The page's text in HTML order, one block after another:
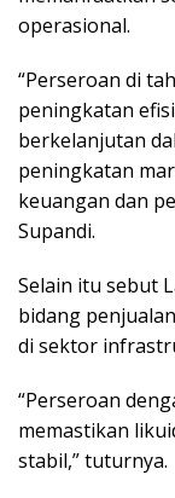
operasional.
“Perseroan di
peningkatan
berkelanjutan
peningkatan
keuangan dan
Supandi.
Selain itu sebut
bidang
di sektor
“Perseroan
memastikan
stabil,” tuturnya.